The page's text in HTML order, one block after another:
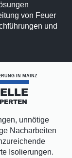
von Feuer
und
IN MAINZ
unnötige
Nacharbeiten
Isolierungen.